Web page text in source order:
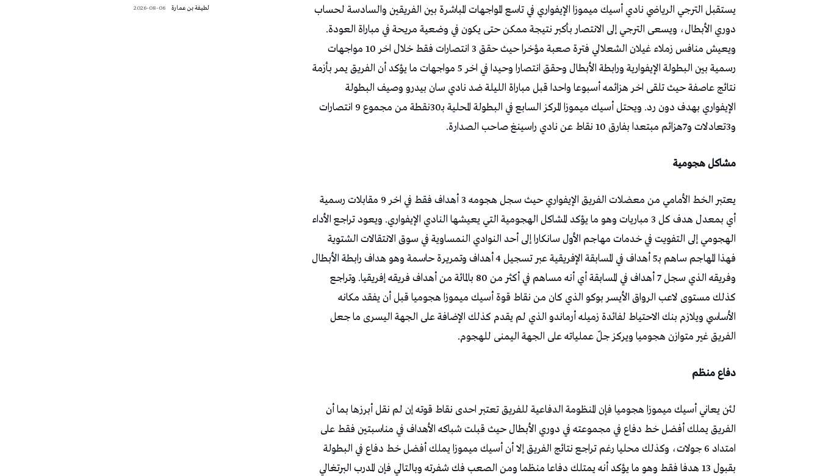
يستقبل الترجي الرياضي نادي أسيك ميموزا الإيفواري في تاسع المواجهات المباشرة بين الفريقين والسادسة لحساب
دوري الأبطال، ويسعى الترجي إلى الانتصار بأكبر نتيجة ممكن حتى يكون في وضعية مريحة في مباراة العودة.
ويعيش منافس زملاء غيلان الشعلالي فترة صعبة مؤخرا حيث حقق 3 انتصارات فقط خلال اخر 10 مواجهات
رسمية بين البطولة الإيفوارية ورابطة الأبطال وحقق انتصارا وحيدا في اخر 5 مواجهات ما يؤكد أن الفريق يمر بأزمة
نتائج عاصفة حيث تلقى اخر هزائمه أسبوعا واحدا قبل مباراة الليلة ضد نادي سان بيدرو وصيف البطولة
الإيفواري بهدف دون رد. ويحتل أسيك ميموزا المركز السابع في البطولة المحلية بـ30نقطة من مجموع 9 انتصارات
و3تعادلات و7هزائم مبتعدا بفارق 10 نقاط عن نادي راسينغ صاحب الصدارة.
مشاكل هجومية
يعتبر الخط الأمامي من معضلات الفريق الإيفواري حيث سجل هجومه 3 أهداف فقط في اخر 9 مقابلات رسمية
أي بمعدل هدف كل 3 مباريات وهو ما يؤكد المشاكل الهجومية التي يعيشها النادي الإيفواري. ويعود تراجع الأداء
الهجومي إلى التفويت في خدمات مهاجم الأول سانكارا إلى أحد النوادي النمساوية في سوق الانتقالات الشتوية
فهذا المهاجم ساهم بـ5 أهداف في المسابقة الإفريقية عبر تسجيل 4 أهداف وتمريرة حاسمة وهو هداف رابطة الأبطال
وفريقه الذي سجل 7 أهداف في المسابقة أي أنه مساهم في أكثر من 80 بالمائة من أهداف فريقه إفريقيا. وتراجع
كذلك مستوى لاعب الرواق الأيسر بوكو الذي كان من نقاط قوة أسيك ميموزا هجوميا قبل أن يفقد مكانه
الأساسي ويلازم بنك الاحتياط لفائدة زميله أرماندو الذي لم يقدم كذلك الإضافة على الجهة اليسرى ما جعل
الفريق غير متوازن هجوميا ويركز جلّ عملياته على الجهة اليمنى للهجوم.
دفاع منظم
لئن يعاني أسيك ميموزا هجوميا فإن المنظومة الدفاعية للفريق تعتبر احدى نقاط قوته إن لم نقل أبرزها بما أن
الفريق يملك أفضل خط دفاع في مجموعته في دوري الأبطال حيث قبلت شباكه الأهداف في مناسبتين فقط على
امتداد 6 جولات، وكذلك محليا رغم تراجع نتائج الفريق إلا أن أسيك ميموزا يملك أفضل خط دفاع في البطولة
بقبول 13 هدفا فقط وهو ما يؤكد أنه يمتلك دفاعا منظما ومن الصعب فك شفرته وبالتالي فإن المدرب البرتغالي
لطيفة بن عمارة 2026-08-06